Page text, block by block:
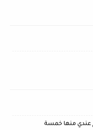
عندي منها خمسة